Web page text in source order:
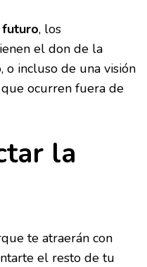
, los
el don de la
o incluso de una visión
ocurren fuera de
la
te atraerán con
el resto de tu